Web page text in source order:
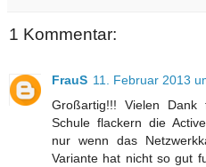
1 Kommentar:
FrauS 11. Februar 2013
Großartig!!! Vielen
Schule flackern die
nur wenn das
Variante hat nicht so gut